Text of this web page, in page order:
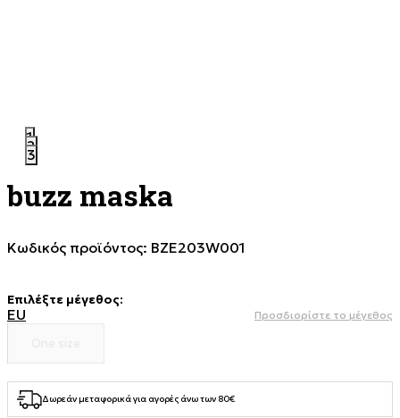
1
2
3
buzz maska
Κωδικός προϊόντος: BZE203W001
Επιλέξτε μέγεθος:
EU Προσδιορίστε το μέγεθος
Δωρεάν μεταφορικά για αγορές άνω των 80€